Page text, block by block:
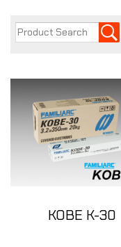
KOBE K-30